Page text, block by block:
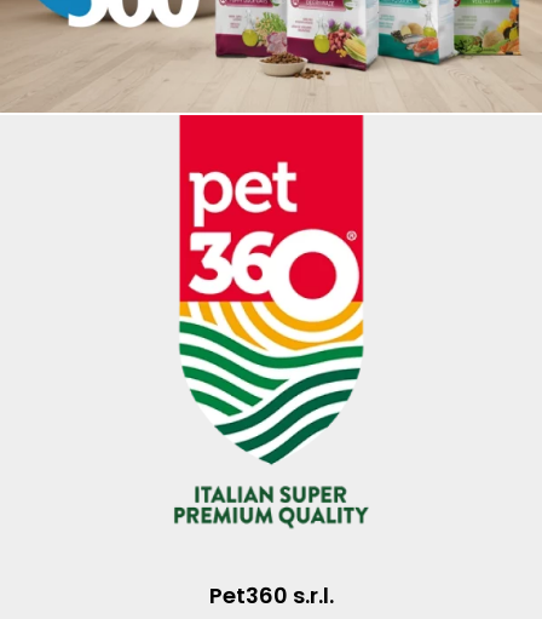
Pet360 s.r.l.